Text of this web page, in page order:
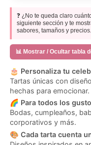
❓ ¿No te queda claro
siguiente sección y te
sabores, tamaños y precios.
📊 Mostrar / Ocultar tabla
🎂 Personaliza tu
Tartas únicas con
hechas para emocionar.
🌈 Para todos los
Bodas, cumpleaños,
corporativos y más.
🎨 Cada tarta cuenta